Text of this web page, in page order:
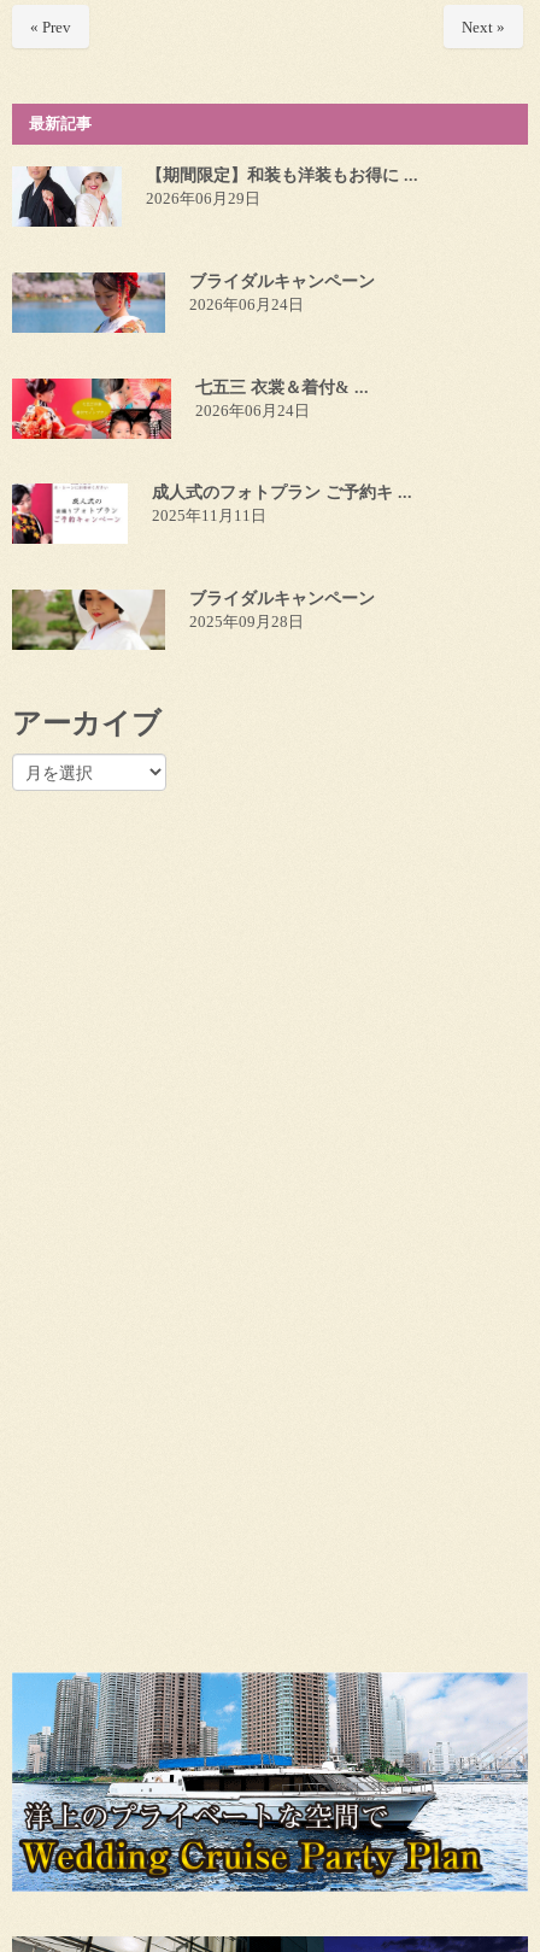
« Prev Next »
最新記事
【期間限定】和装も洋装もお得に ...
2026年06月29日
ブライダルキャンペーン
2026年06月24日
七五三 衣裳＆着付& ...
2026年06月24日
成人式のフォトプラン ご予約キ ...
2025年11月11日
ブライダルキャンペーン
2025年09月28日
アーカイブ